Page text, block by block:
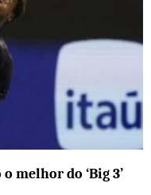
melhor do ‘Big 3’